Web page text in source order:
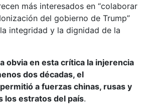
más interesados en “colaborar
del gobierno de Trump”
integridad y la dignidad de la
obvia en esta crítica la injerencia
dos décadas, el
a fuerzas chinas, rusas y
los estratos del país.